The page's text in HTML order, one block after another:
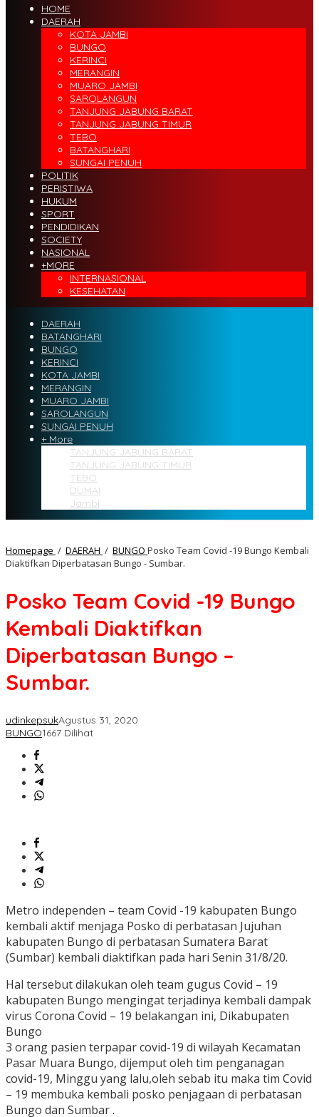
HOME
DAERAH
KOTA JAMBI
BUNGO
KERINCI
MERANGIN
MUARO JAMBI
SAROLANGUN
TANJUNG JABUNG BARAT
TANJUNG JABUNG TIMUR
TEBO
BATANGHARI
SUNGAI PENUH
POLITIK
PERISTIWA
HUKUM
SPORT
PENDIDIKAN
SOCIETY
NASIONAL
+MORE
INTERNASIONAL
KESEHATAN
DAERAH
BATANGHARI
BUNGO
KERINCI
KOTA JAMBI
MERANGIN
MUARO JAMBI
SAROLANGUN
SUNGAI PENUH
+ More
TANJUNG JABUNG BARAT
TANJUNG JABUNG TIMUR
TEBO
DUMAI
Jambi
Homepage / DAERAH / BUNGO Posko Team Covid -19 Bungo Kembali
Diaktifkan Diperbatasan Bungo - Sumbar.
Posko Team Covid -19 Bungo
Kembali Diaktifkan
Diperbatasan Bungo –
Sumbar.
udinkepsukAgustus 31, 2020
BUNGO1667 Dilihat
Metro independen – team Covid -19 kabupaten Bungo
kembali aktif menjaga Posko di perbatasan Jujuhan
kabupaten Bungo di perbatasan Sumatera Barat
(Sumbar) kembali diaktifkan pada hari Senin 31/8/20.
Hal tersebut dilakukan oleh team gugus Covid – 19
kabupaten Bungo mengingat terjadinya kembali dampak
virus Corona Covid – 19 belakangan ini, Dikabupaten
Bungo
3 orang pasien terpapar covid-19 di wilayah Kecamatan
Pasar Muara Bungo, dijemput oleh tim penganagan
covid-19, Minggu yang lalu,oleh sebab itu maka tim Covid
– 19 membuka kembali posko penjagaan di perbatasan
Bungo dan Sumbar .